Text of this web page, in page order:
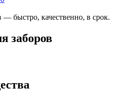
быстро, качественно, в срок.
заборов